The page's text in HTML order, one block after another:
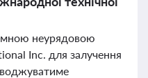
неурядовою
Inc. для залучення